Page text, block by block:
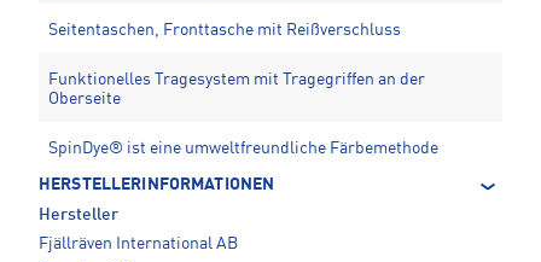
Seitentaschen, Fronttasche mit Reißverschluss
Funktionelles Tragesystem mit Tragegriffen an der
Oberseite
SpinDye® ist eine umweltfreundliche Färbemethode
HERSTELLERINFORMATIONEN
Hersteller
Fjällräven International AB